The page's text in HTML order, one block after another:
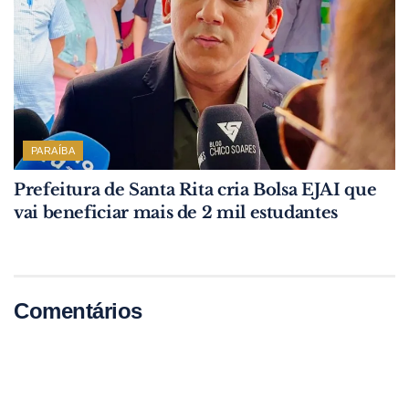
PARAÍBA
Prefeitura de Santa Rita cria Bolsa EJAI que
vai beneficiar mais de 2 mil estudantes
Comentários